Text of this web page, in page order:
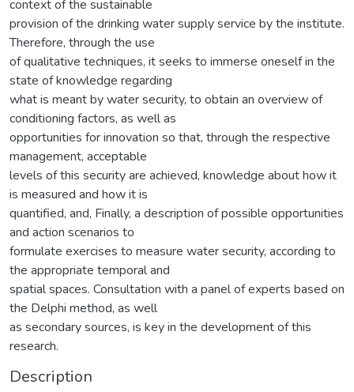
context of the sustainable
provision of the drinking water supply service by the institute.
Therefore, through the use
of qualitative techniques, it seeks to immerse oneself in the
state of knowledge regarding
what is meant by water security, to obtain an overview of
conditioning factors, as well as
opportunities for innovation so that, through the respective
management, acceptable
levels of this security are achieved, knowledge about how it
is measured and how it is
quantified, and, Finally, a description of possible opportunities
and action scenarios to
formulate exercises to measure water security, according to
the appropriate temporal and
spatial spaces. Consultation with a panel of experts based on
the Delphi method, as well
as secondary sources, is key in the development of this
research.
Description